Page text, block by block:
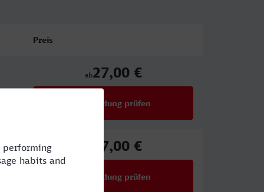
Preis
ab27,00 €
Verbindung prüfen
27,00 €
Verbindung prüfen